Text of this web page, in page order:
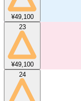
¥49,100
23
¥49,100
24